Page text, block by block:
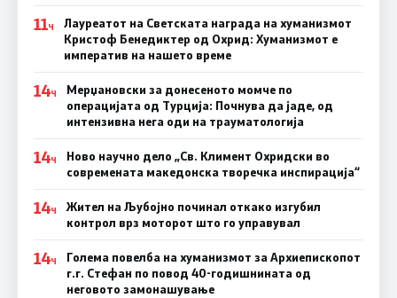
11Ч
Лауреатот на Светската награда на хуманизмот
Кристоф Бенедиктер од Охрид: Хуманизмот е
императив на нашето време
14Ч
Мерџановски за донесеното момче по
операцијата од Турција: Почнува да јаде, од
интензивна нега оди на трауматологија
14Ч
Ново научно дело „Св. Климент Охридски во
современата македонска творечка инспирација“
14Ч
Жител на Љубојно починал откако изгубил
контрол врз моторот што го управувал
14Ч
Голема повелба на хуманизмот за Архиепископот
г.г. Стефан по повод 40-годишнината од
неговото замонашување